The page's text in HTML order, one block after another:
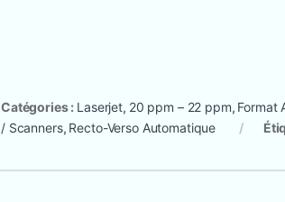
Catégories : Laserjet, 20 ppm – 22 ppm, Format
/ Scanners, Recto-Verso Automatique